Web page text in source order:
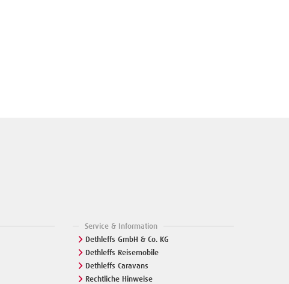
Service & Information
Dethleffs GmbH & Co. KG
Dethleffs Reisemobile
Dethleffs Caravans
Rechtliche Hinweise